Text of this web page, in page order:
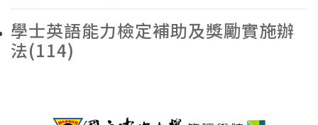
學士英語能力檢定補助及獎勵實施辦
法(114)